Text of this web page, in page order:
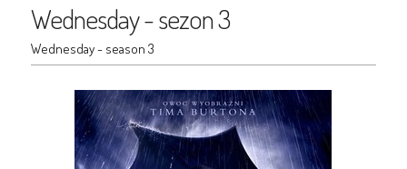
Wednesday - sezon 3
Wednesday - season 3